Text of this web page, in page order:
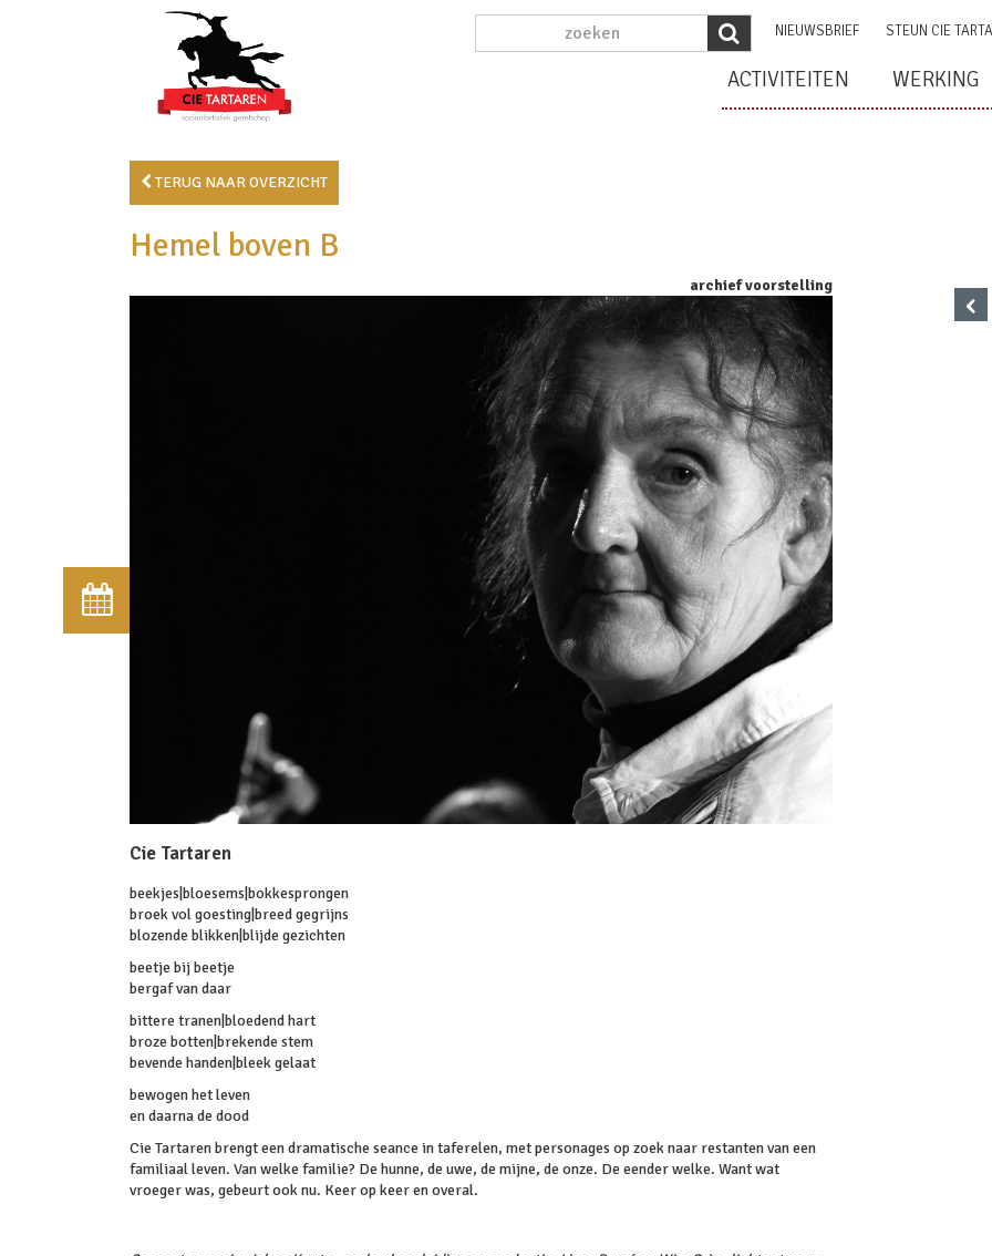
NIEUWSBRIEF STEUN CIE
ACTIVITEITEN WERKING
TERUG NAAR OVERZICHT
Hemel boven B
archief voorstelling
Cie Tartaren
beekjes|bloesems|bokkesprongen
broek vol goesting|breed gegrijns
blozende blikken|blijde gezichten
beetje bij beetje
bergaf van daar
bittere tranen|bloedend hart
broze botten|brekende stem
bevende handen|bleek gelaat
bewogen het leven
en daarna de dood
Cie Tartaren brengt een dramatische seance in taferelen, met personages op zoek naar restanten van een
familiaal leven. Van welke familie? De hunne, de uwe, de mijne, de onze. De eender welke. Want wat
vroeger was, gebeurt ook nu. Keer op keer en overal.
‹